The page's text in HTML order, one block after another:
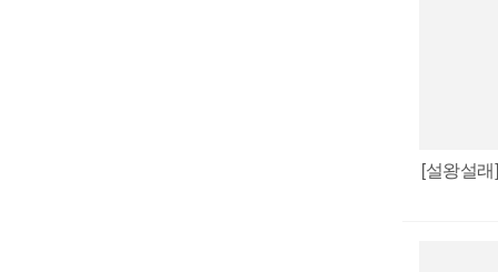
[설왕설래